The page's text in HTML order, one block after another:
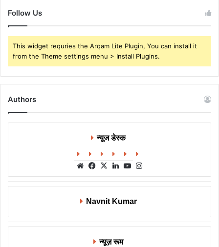
Follow Us
This widget requries the Arqam Lite Plugin, You can install it
from the Theme settings menu > Install Plugins.
Authors
न्यूज डेस्क
WebsiteFacebook
X LinkedInYouTube
Navnit Kumar
न्यूज़ रूम